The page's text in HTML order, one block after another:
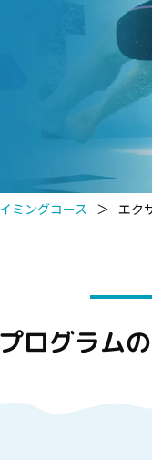
ミングコース ＞ エク
ログラム